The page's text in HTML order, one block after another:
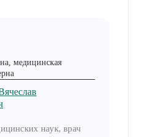
медицинская
наук, врач